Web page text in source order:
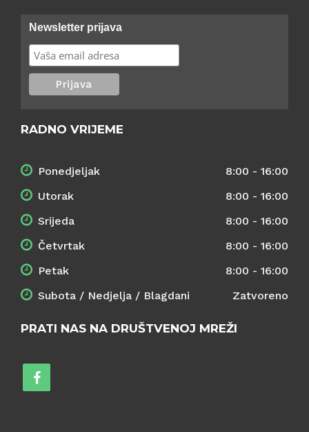
Newsletter prijava
RADNO VRIJEME
Ponedjeljak
8:00 - 16:00
Utorak
8:00 - 16:00
Srijeda
8:00 - 16:00
Četvrtak
8:00 - 16:00
Petak
8:00 - 16:00
Subota / Nedjelja / Blagdani
Zatvoreno
PRATI NAS NA DRUŠTVENOJ MREŽI